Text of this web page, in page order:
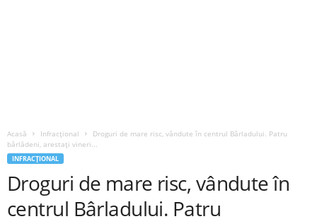
Acasă Infracțional
Droguri de mare risc, vândute în centrul Bârladului. Patru
bârlădeni, arestați vineri...
INFRACȚIONAL
Droguri de mare risc, vândute în
centrul Bârladului. Patru